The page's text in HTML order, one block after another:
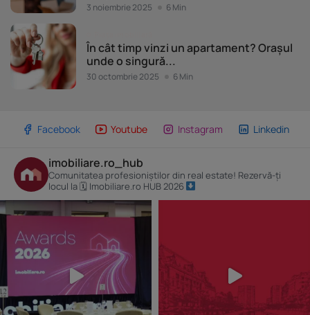
3 noiembrie 2025 6 Min
În cât timp vinzi un apartament? Orașul
unde o singură...
30 octombrie 2025 6 Min
Facebook Youtube Instagram Linkedin
imobiliare.ro_hub
Comunitatea profesioniștilor din real estate! Rezervă-ți
locul la 🗓 Imobiliare.ro HUB 2026